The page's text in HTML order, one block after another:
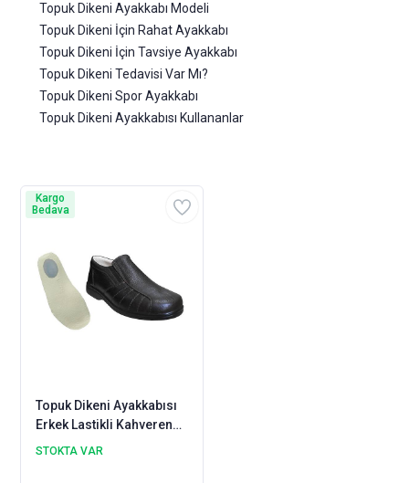
Topuk Dikeni Ayakkabı Modeli
Topuk Dikeni İçin Rahat Ayakkabı
Topuk Dikeni İçin Tavsiye Ayakkabı
Topuk Dikeni Tedavisi Var Mı?
Topuk Dikeni Spor Ayakkabı
Topuk Dikeni Ayakkabısı Kullananlar
Topuk Dikeni Ayakkabısı
Erkek Lastikli Kahverengi
EPTA53F (Ortopedik ve
STOKTA VAR
Kargo
Bedava